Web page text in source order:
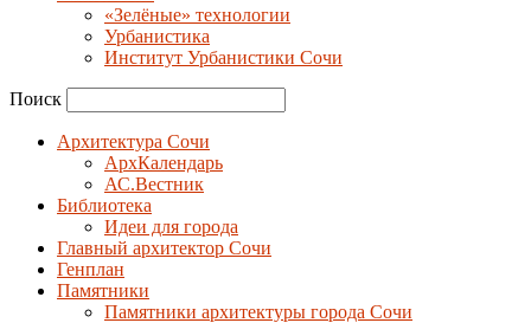
«Зелёные» технологии
Урбанистика
Институт Урбанистики Сочи
Поиск
Архитектура Сочи
АрхКалендарь
АС.Вестник
Библиотека
Идеи для города
Главный архитектор Сочи
Генплан
Памятники
Памятники архитектуры города Сочи